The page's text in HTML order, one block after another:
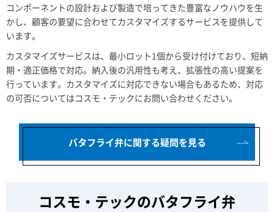
コンポーネントの設計および製造で培ってきた豊富なノウハウを生
かし、顧客の要望に合わせてカスタマイズするサービスを提供して
います。
カスタマイズサービスは、最小ロット1個から受け付けており、短納
期・適正価格で対応。納入後の汎用性も考え、拡張性の高い提案を
行っています。カスタマイズに対応できない場合もあるため、対応
の可否についてはコスモ・テックにお問い合わせください。
バタフライ弁に関する疑問を見る
コスモ・テックのバタフライ弁